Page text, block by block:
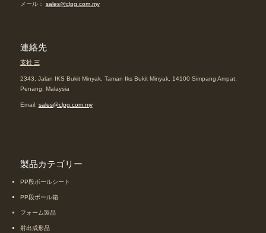
メール： sales@clpg.com.my
連絡先
支社 三
2343, Jalan IKS Bukit Minyak, Taman Iks Bukit Minyak, 14100 Simpang Ampat,
Penang, Malaysia
Email: sales@clpg.com.my
製品カテゴリー
PP段ボールシート
PP段ボール箱
フォーム製品
射出成形品